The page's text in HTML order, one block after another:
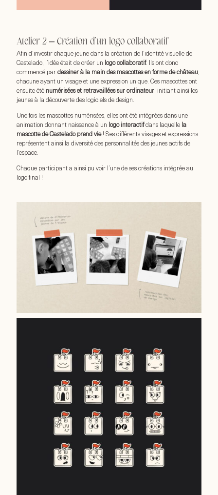
Atelier 2 – Création d’un logo collaboratif
Afin d’investir chaque jeune dans la création de l’identité visuelle de
Castelado, l’idée était de créer un logo collaboratif. Ils ont donc
commencé par dessiner à la main des mascottes en forme de château,
chacune ayant un visage et une expression unique. Ces mascottes ont
ensuite été numérisées et retravaillées sur ordinateur, initiant ainsi les
jeunes à la découverte des logiciels de design.
Une fois les mascottes numérisées, elles ont été intégrées dans une
animation donnant naissance à un logo interactifdans laquelle la
mascotte de Castelado prend vie! Ses différents visages et expressions
représentent ainsi la diversité des personnalités des jeunes actifs de
l’espace.
Chaque participant a ainsi pu voir l’une de ses créations intégrée au
logo final !